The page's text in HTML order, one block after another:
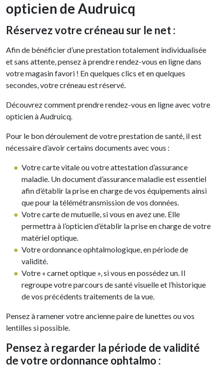
opticien de Audruicq
Réservez votre créneau sur le net :
Afin de bénéficier d’une prestation totalement individualisée
et sans attente, pensez à prendre rendez-vous en ligne dans
votre magasin favori ! En quelques clics et en quelques
secondes, votre créneau est réservé.
Découvrez comment prendre rendez-vous en ligne avec votre
opticien à Audruicq.
Pour le bon déroulement de votre prestation de santé, il est
nécessaire d’avoir certains documents avec vous :
Votre carte vitale ou votre attestation d’assurance
maladie. Un document d’assurance maladie est essentiel
afin d’établir la prise en charge de vos équipements ainsi
que pour la télémétransmission de vos données.
Votre carte de mutuelle, si vous en avez une. Elle
permettra à l’opticien d’établir la prise en charge de votre
matériel optique.
Votre ordonnance ophtalmologique, en période de
validité.
Votre « carnet optique », si vous en possédez un. Il
regroupe votre parcours de santé visuelle et l’historique
de vos précédents traitements de la vue.
Pensez à ramener votre ancienne paire de lunettes ou vos
lentilles si possible.
Pensez à regarder la période de validité
de votre ordonnance ophtalmo :